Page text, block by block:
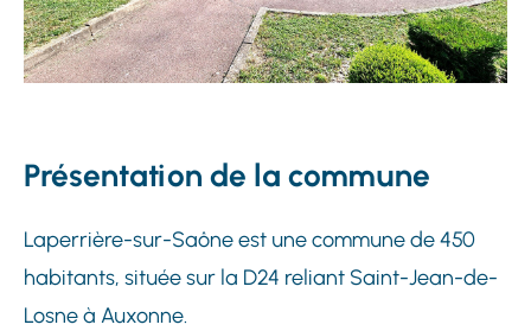
Présentation de la commune
Laperrière-sur-Saône est une commune de 450
habitants, située sur la D24 reliant Saint-Jean-de-
Losne à Auxonne.